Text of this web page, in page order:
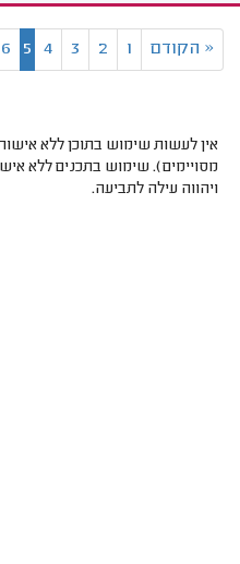
« הקודם 1
2
3
4
5
6
אין לעשות שימוש בתוכן ללא
מסויימים). שימוש בתכנים ללא
ויהווה עילה לתביעה.